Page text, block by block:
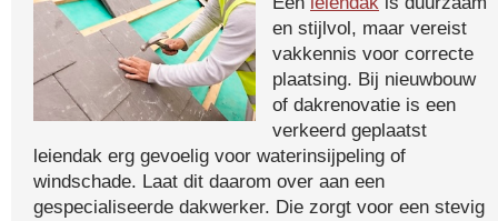
en stijlvol, maar vereist
vakkennis voor correcte
plaatsing. Bij nieuwbouw
of dakrenovatie is een
verkeerd geplaatst
leiendak erg gevoelig voor waterinsijpeling of
windschade. Laat dit daarom over aan een
gespecialiseerde dakwerker. Die zorgt voor een stevig